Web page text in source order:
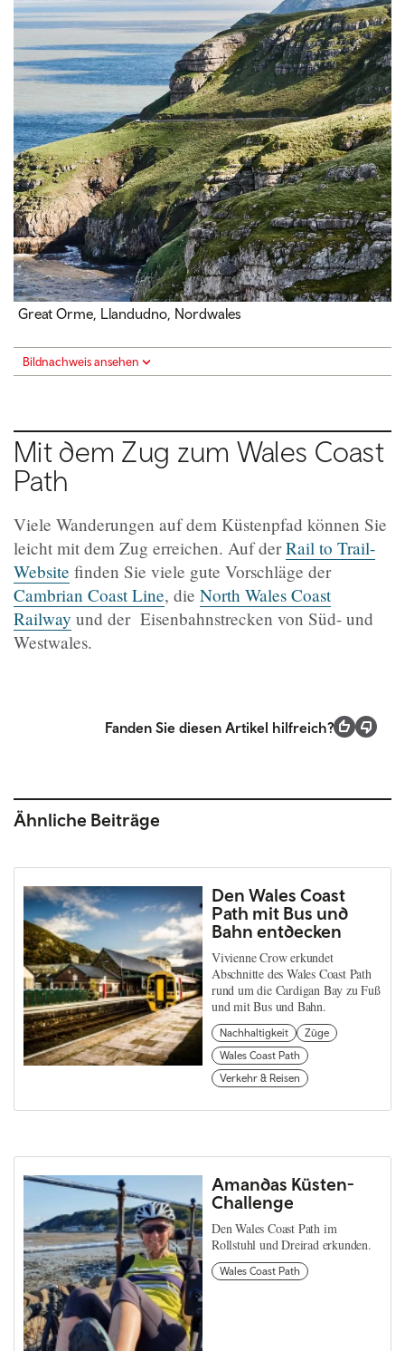
Great Orme, Llandudno, Nordwales
Bildnachweis ansehen
Mit dem Zug zum Wales Coast
Path
Viele Wanderungen auf dem Küstenpfad können Sie
leicht mit dem Zug erreichen. Auf derRail to Trail-
Website finden Sie viele gute Vorschläge der
Cambrian Coast Line, die North Wales Coast
Railway und der Eisenbahnstrecken von Süd- und
Westwales.
Fanden Sie diesen Artikel hilfreich?
Ähnliche Beiträge
Den Wales Coast
Path mit Bus und
Bahn entdecken
Vivienne Crow erkundet
Abschnitte des Wales Coast Path
rund um die Cardigan Bay zu Fuß
und mit Bus und Bahn.
Nachhaltigkeit
Züge
Wales Coast Path
Verkehr & Reisen
Amandas Küsten-
Challenge
Den Wales Coast Path im
Rollstuhl und Dreirad erkunden.
Wales Coast Path